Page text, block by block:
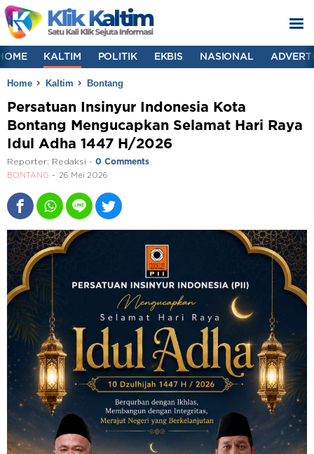
KALTIM POLITIK EKBIS NASIONAL
Home Kaltim Bontang
Persatuan Insinyur Indonesia Kota
Bontang Mengucapkan Selamat Hari Raya
Idul Adha 1447 H/2026
Reporter: Redaksi - 0 Comments
BONTANG 26 Mei 2026